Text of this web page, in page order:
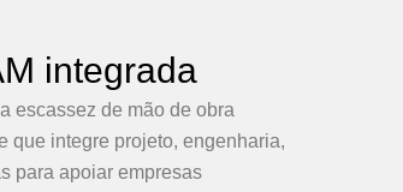
integrada
escassez de mão de obra
que integre projeto, engenharia,
para apoiar empresas